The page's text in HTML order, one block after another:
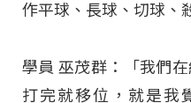
作平球、長球、切球、
學員 巫茂群：「我們
打完就移位，就是我